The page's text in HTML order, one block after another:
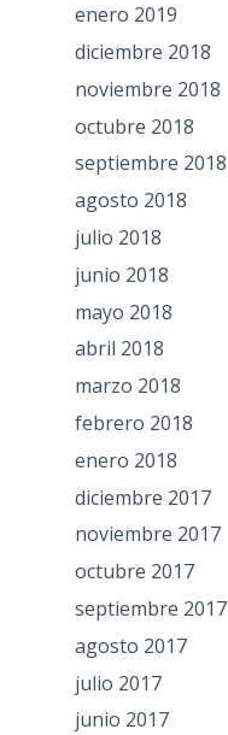
enero 2019
diciembre 2018
noviembre 2018
octubre 2018
septiembre 2018
agosto 2018
julio 2018
junio 2018
mayo 2018
abril 2018
marzo 2018
febrero 2018
enero 2018
diciembre 2017
noviembre 2017
octubre 2017
septiembre 2017
agosto 2017
julio 2017
junio 2017